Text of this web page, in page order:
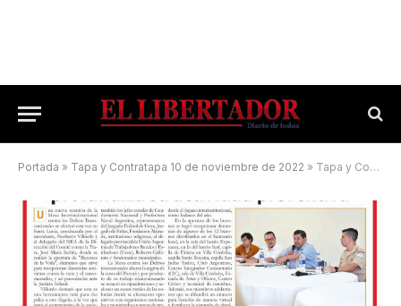
Portada » Tapa y Contratapa 10 de noviembre de 2022 » Tapa y Contratapa 3 de enero de 2023